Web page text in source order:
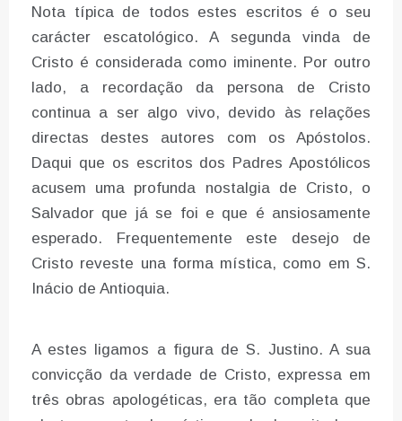
Nota típica de todos estes escritos é o seu
carácter escatológico. A segunda vinda de
Cristo é considerada como iminente. Por outro
lado, a recordação da persona de Cristo
continua a ser algo vivo, devido às relações
directas destes autores com os Apóstolos.
Daqui que os escritos dos Padres Apostólicos
acusem uma profunda nostalgia de Cristo, o
Salvador que já se foi e que é ansiosamente
esperado. Frequentemente este desejo de
Cristo reveste una forma mística, como em S.
Inácio de Antioquia.
A estes ligamos a figura de S. Justino. A sua
convicção da verdade de Cristo, expressa em
três obras apologéticas, era tão completa que